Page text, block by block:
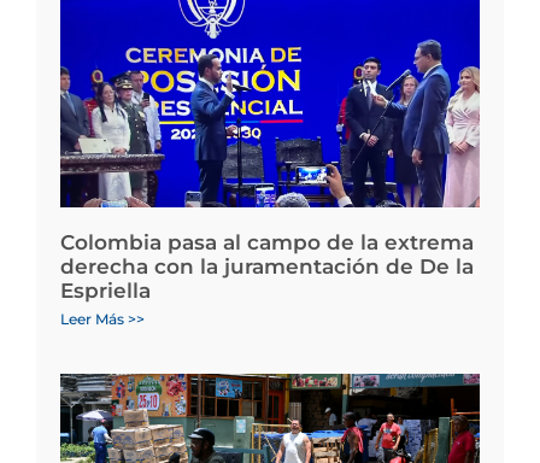
Colombia pasa al campo de la extrema
derecha con la juramentación de De la
Espriella
Leer Más >>